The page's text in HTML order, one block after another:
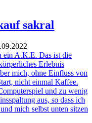
sakral
ein A.K.E. Das ist die
Erlebnis
mich, ohne Einfluss von
nicht einmal Kaffee.
und zu wenig
aus, so dass ich
mich selbst unten sitzen